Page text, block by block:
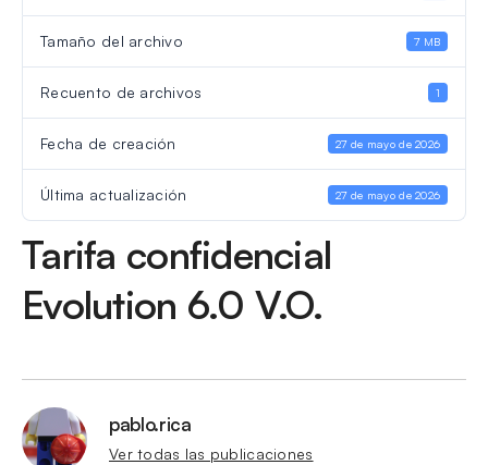
Tamaño del archivo 7 MB
Recuento de archivos 1
Fecha de creación 27 de mayo de 2026
Última actualización 27 de mayo de 2026
Tarifa confidencial
Evolution 6.0 V.O.
pablo.rica
Ver todas las publicaciones